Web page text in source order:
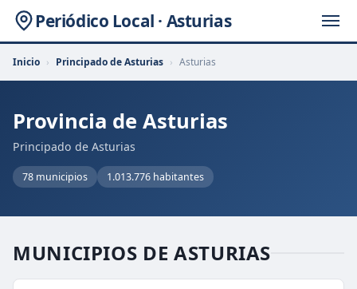
Periódico Local · Asturias
Inicio › Principado de Asturias › Asturias
Provincia de Asturias
Principado de Asturias
78 municipios 1.013.776 habitantes
MUNICIPIOS DE ASTURIAS